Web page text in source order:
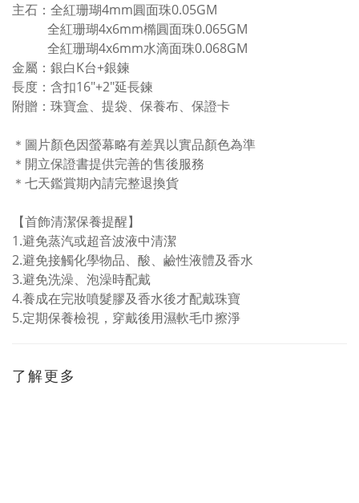
主石：全紅珊瑚4mm圓面珠0.05GM
全紅珊瑚4x6mm橢圓面珠0.065GM
全紅珊瑚4x6mm水滴面珠0.068GM
金屬：銀白K台+銀鍊
長度：含扣16"+2"延長鍊
附贈：珠寶盒、提袋、保養布、保證卡
＊圖片顏色因螢幕略有差異以實品顏色為準
＊開立保證書提供完善的售後服務
＊七天鑑賞期內請完整退換貨
【首飾清潔保養提醒】
1.避免蒸汽或超音波液中清潔
2.避免接觸化學物品、酸、鹼性液體及香水
3.避免洗澡、泡澡時配戴
4.養成在完妝噴髮膠及香水後才配戴珠寶
5.定期保養檢視，穿戴後用濕軟毛巾擦淨
了解更多